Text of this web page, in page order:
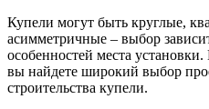
Купели могут быть круглые,
асимметричные – выбор
особенностей места
вы найдете широкий выбор
строительства купели.